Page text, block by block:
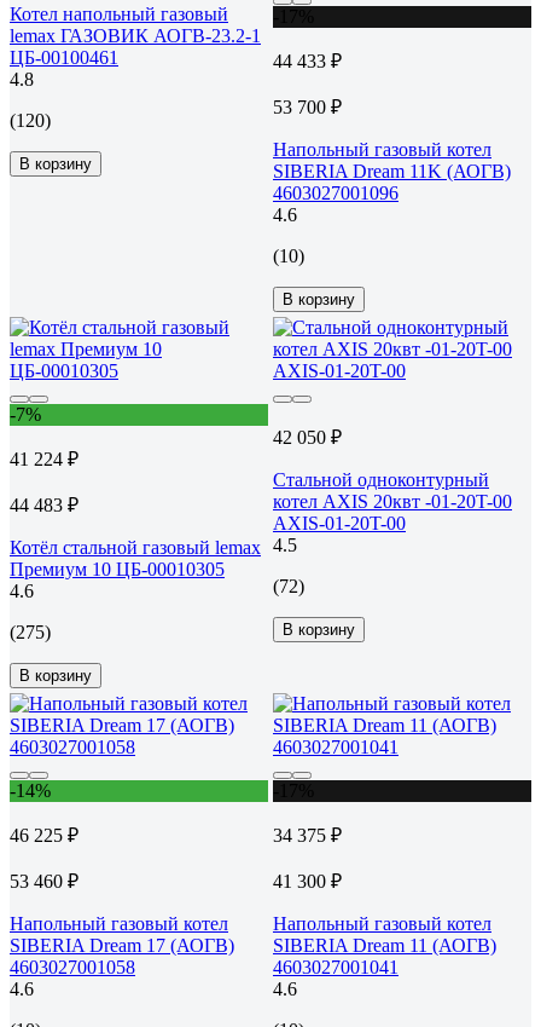
Котел напольный газовый
lemax ГАЗОВИК АОГВ-23.2-1
ЦБ-00100461
4.8
(120)
В корзину
44 433 ₽
53 700 ₽
Напольный газовый котел
SIBERIA Dream 11K (АОГВ)
4603027001096
4.6
(10)
В корзину
-7%
41 224 ₽
44 483 ₽
Котёл стальной газовый lemax
Премиум 10 ЦБ-00010305
4.6
(275)
В корзину
42 050 ₽
Стальной одноконтурный
котел AXIS 20квт -01-20T-00
AXIS-01-20T-00
4.5
(72)
В корзину
-14%
46 225 ₽
53 460 ₽
Напольный газовый котел
SIBERIA Dream 17 (АОГВ)
4603027001058
4.6
34 375 ₽
41 300 ₽
Напольный газовый котел
SIBERIA Dream 11 (АОГВ)
4603027001041
4.6